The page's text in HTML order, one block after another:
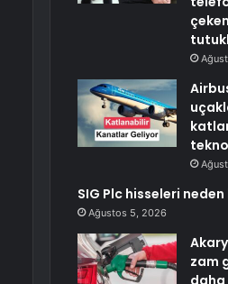
SIG Plc hisseleri
Ağustos 5, 2026
zam
daha